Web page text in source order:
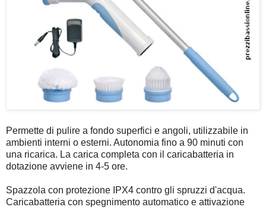
Permette di pulire a fondo superfici e angoli, utilizzabile in
ambienti interni o esterni. Autonomia fino a 90 minuti con
una ricarica. La carica completa con il caricabatteria in
dotazione avviene in 4-5 ore.
Spazzola con protezione IPX4 contro gli spruzzi d'acqua.
Caricabatteria con spegnimento automatico e attivazione